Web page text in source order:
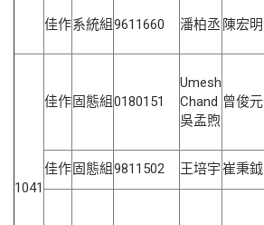
佳作系統組9611660 潘柏丞 陳宏明
1041
佳作 固態組0180151
Umesh
Chand
吳孟煦
曾俊元
佳作 固態組9811502 王培宇崔秉鉞